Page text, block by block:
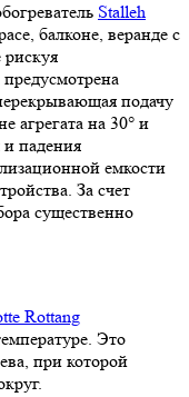
Stalleh
балконе, веранде с
подачу
агрегата на 30° и
и падения
емкости
За счет
существенно
Rottang
Это
при которой